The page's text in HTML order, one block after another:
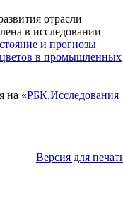
отрасли
в исследовании
и прогнозы
в промышленных
на «РБК.Исследования
Версия для